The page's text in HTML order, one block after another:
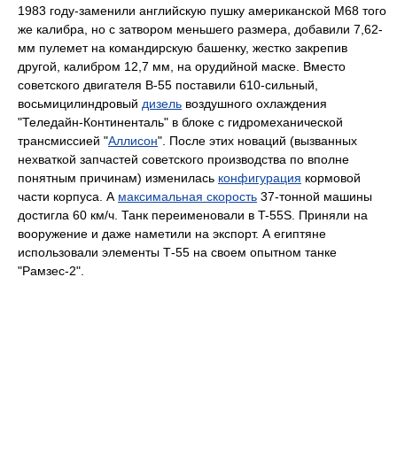
1983 году-заменили английскую пушку американской М68 того
же калибра, но с затвором меньшего размера, добавили 7,62-
мм пулемет на командирскую башенку, жестко закрепив
другой, калибром 12,7 мм, на орудийной маске. Вместо
советского двигателя В-55 поставили 610-сильный,
восьмицилиндровый дизель воздушного охлаждения
"Теледайн-Континенталь" в блоке с гидромеханической
трансмиссией "Аллисон". После этих новаций (вызванных
нехваткой запчастей советского производства по вполне
понятным причинам) изменилась конфигурация кормовой
части корпуса. А максимальная скорость 37-тонной машины
достигла 60 км/ч. Танк переименовали в T-55S. Приняли на
вооружение и даже наметили на экспорт. А египтяне
использовали элементы Т-55 на своем опытном танке
"Рамзес-2".